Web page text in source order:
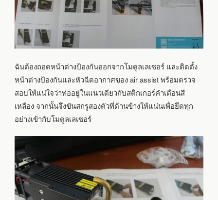
ฉันต้องถอดหน้าต่างป้องกันออกจากโมดูลเลเซอร์ และติดตั้ง
หน้าต่างป้องกันและหัวฉีดอากาศของ air assist พร้อมตรวจ
สอบให้แน่ใจว่าท่ออยู่ในแนวเดียวกับสติกเกอร์คำเตือนสี
เหลือง จากนั้นจึงขันสกรูสองตัวที่ด้านข้างให้แน่นเพื่อยึดทุก
อย่างเข้ากับโมดูลเลเซอร์